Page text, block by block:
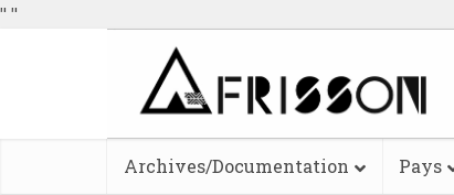
" "
Archives/Documentation Pays